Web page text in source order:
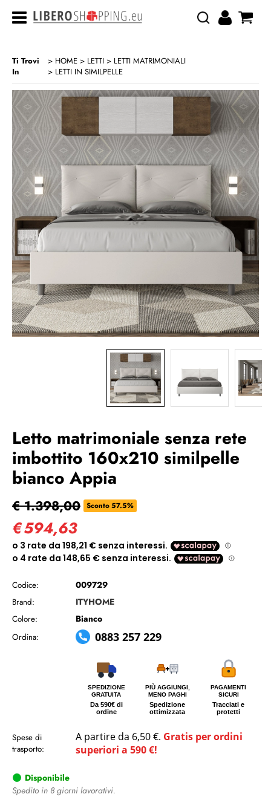
CATEGORIA: HOME> LETTI> LETTI MATRIMONIALI> LETTI IN SIMILPELLE
Ti Trovi
In
HOME LETTI
LETTI MATRIMONIALI
LETTI IN SIMILPELLE
Letto matrimoniale senza rete
imbottito 160x210 similpelle
bianco Appia
€ 1.398,00 Sconto 57.5%
€594,63
Codice: 009729
Brand: ITYHOME
Colore: Bianco
Ordina: 0883 257 229
SPEDIZIONE
GRATUITA
Da 590€ di
ordine
PIÙ AGGIUNGI,
MENO PAGHI
Spedizione
ottimizzata
PAGAMENTI
SICURI
Tracciati e
protetti
Spese di
trasporto:
A partire da 6,50 €. Gratis per ordini
superiori a 590 €!
Disponibile
Spedito in 8 giorni lavorativi.